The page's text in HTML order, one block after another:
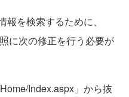
を検索するために、
に次の修正を行う必要が
Index.aspx」から抜